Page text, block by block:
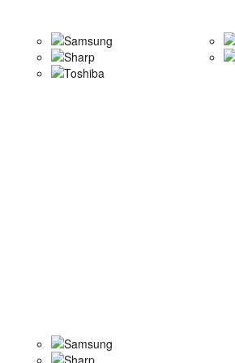
Samsung
Sharp
Toshiba
Samsung
Sharp